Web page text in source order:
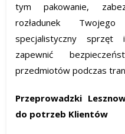
tym pakowanie,
rozładunek
specjalistyczny sprzęt
zapewnić
przedmiotów podczas
Przeprowadzki
do potrzeb Klientów